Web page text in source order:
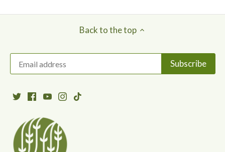
Back to the top